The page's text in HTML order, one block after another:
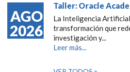
AGO
2026
Taller: Oracle
La Inteligencia
transformación que
investigación y...
Leer más...